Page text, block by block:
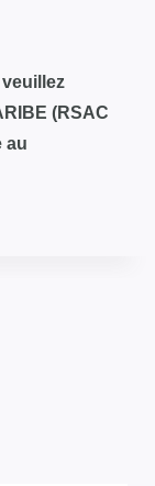
(RSAC
au